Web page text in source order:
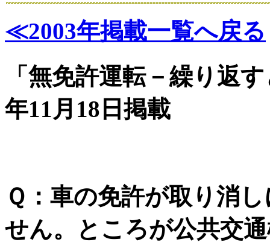
≪2003年掲載一覧へ戻る
「無免許運転－繰り返
年11月18日掲載
Ｑ： 車の免許が取り消
せん。ところが公共交